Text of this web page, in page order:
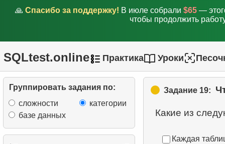
🙏 Спасибо за поддержку! В июле собрали $65 —
чтобы продолжить
SQLtest.online Практика Уроки
Группировать задания по:
сложности
категории
базе данных
14.
Подходит ли индекс для
15.Что такое покрывающий
индекс?
16.Использование
покрывающего индекса
17.Что такое ограничение
(constraint) ?
Задание 19:
Какие из
Каждая